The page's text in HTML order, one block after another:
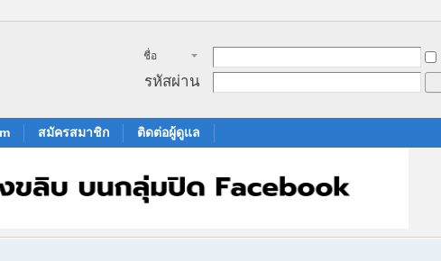
ชื่อ
สมาชิก
รหัสผ่าน
สมัครสมาชิก ติดต่อผู้ดูแล